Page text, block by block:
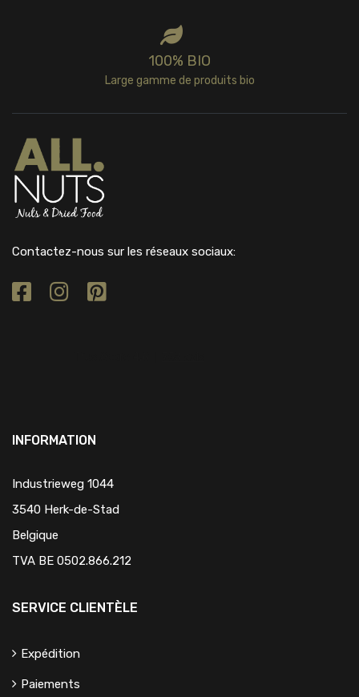
100% BIO
Large gamme de produits bio
Contactez-nous sur les réseaux sociaux:
INFORMATION
Industrieweg 1044
3540 Herk-de-Stad
Belgique
TVA BE 0502.866.212
SERVICE CLIENTÈLE
Expédition
Paiements